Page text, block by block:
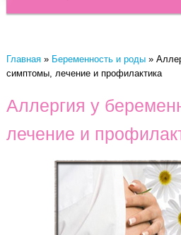
Главная» Беременность и роды»
симптомы, лечение и профилактика
Аллергия у
лечение и